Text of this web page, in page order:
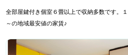
全部屋鍵付き個室６畳以上で収納多数です。
～の地域最安値の家賃♪